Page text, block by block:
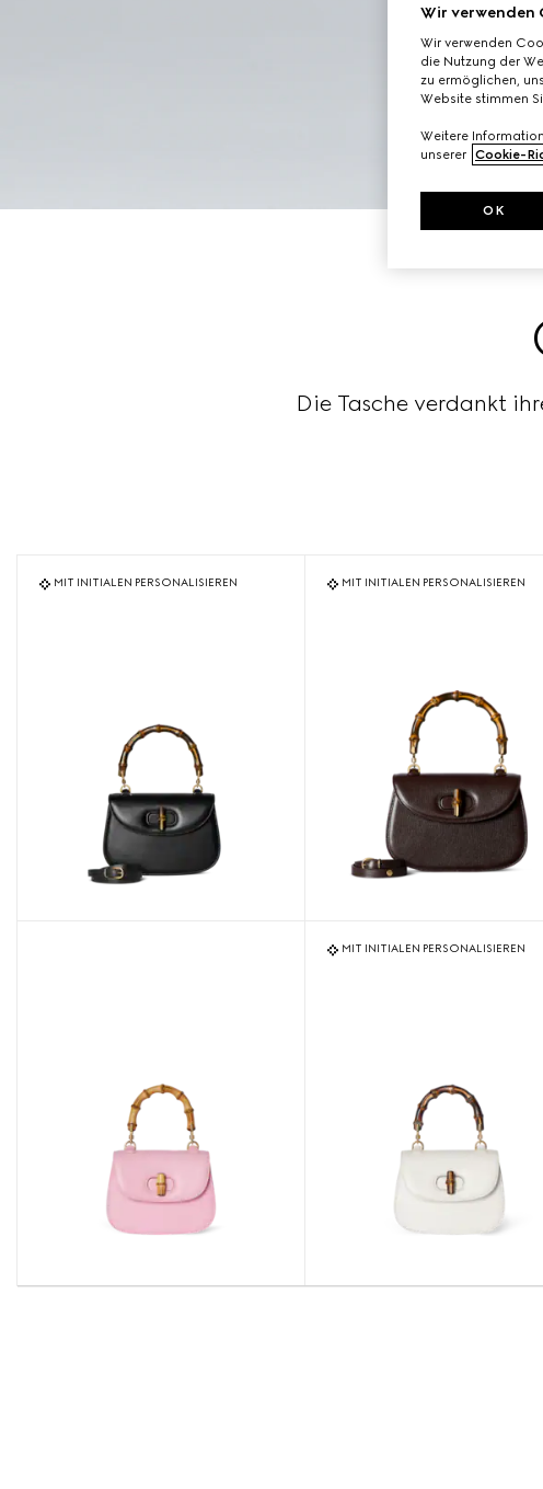
Die Tasche verdankt
MIT INITIALEN PERSONALISIEREN MIT INITIALEN PERSONALISIEREN
MIT INITIALEN PERSONALISIEREN
Wir verwenden
Wir verwenden
die Nutzung der
zu ermöglichen,
Website stimmen
Weitere
unserer Cookie-
OK